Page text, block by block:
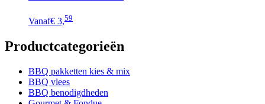
Vanaf€ 3,59
meerdere
Deze
kan
Productcategorieën
BBQ pakketten kies & mix
BBQ vlees
BBQ benodigdheden